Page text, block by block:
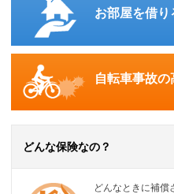
お部屋を借り
自転車事故
どんな保険なの？
どんなときに補償